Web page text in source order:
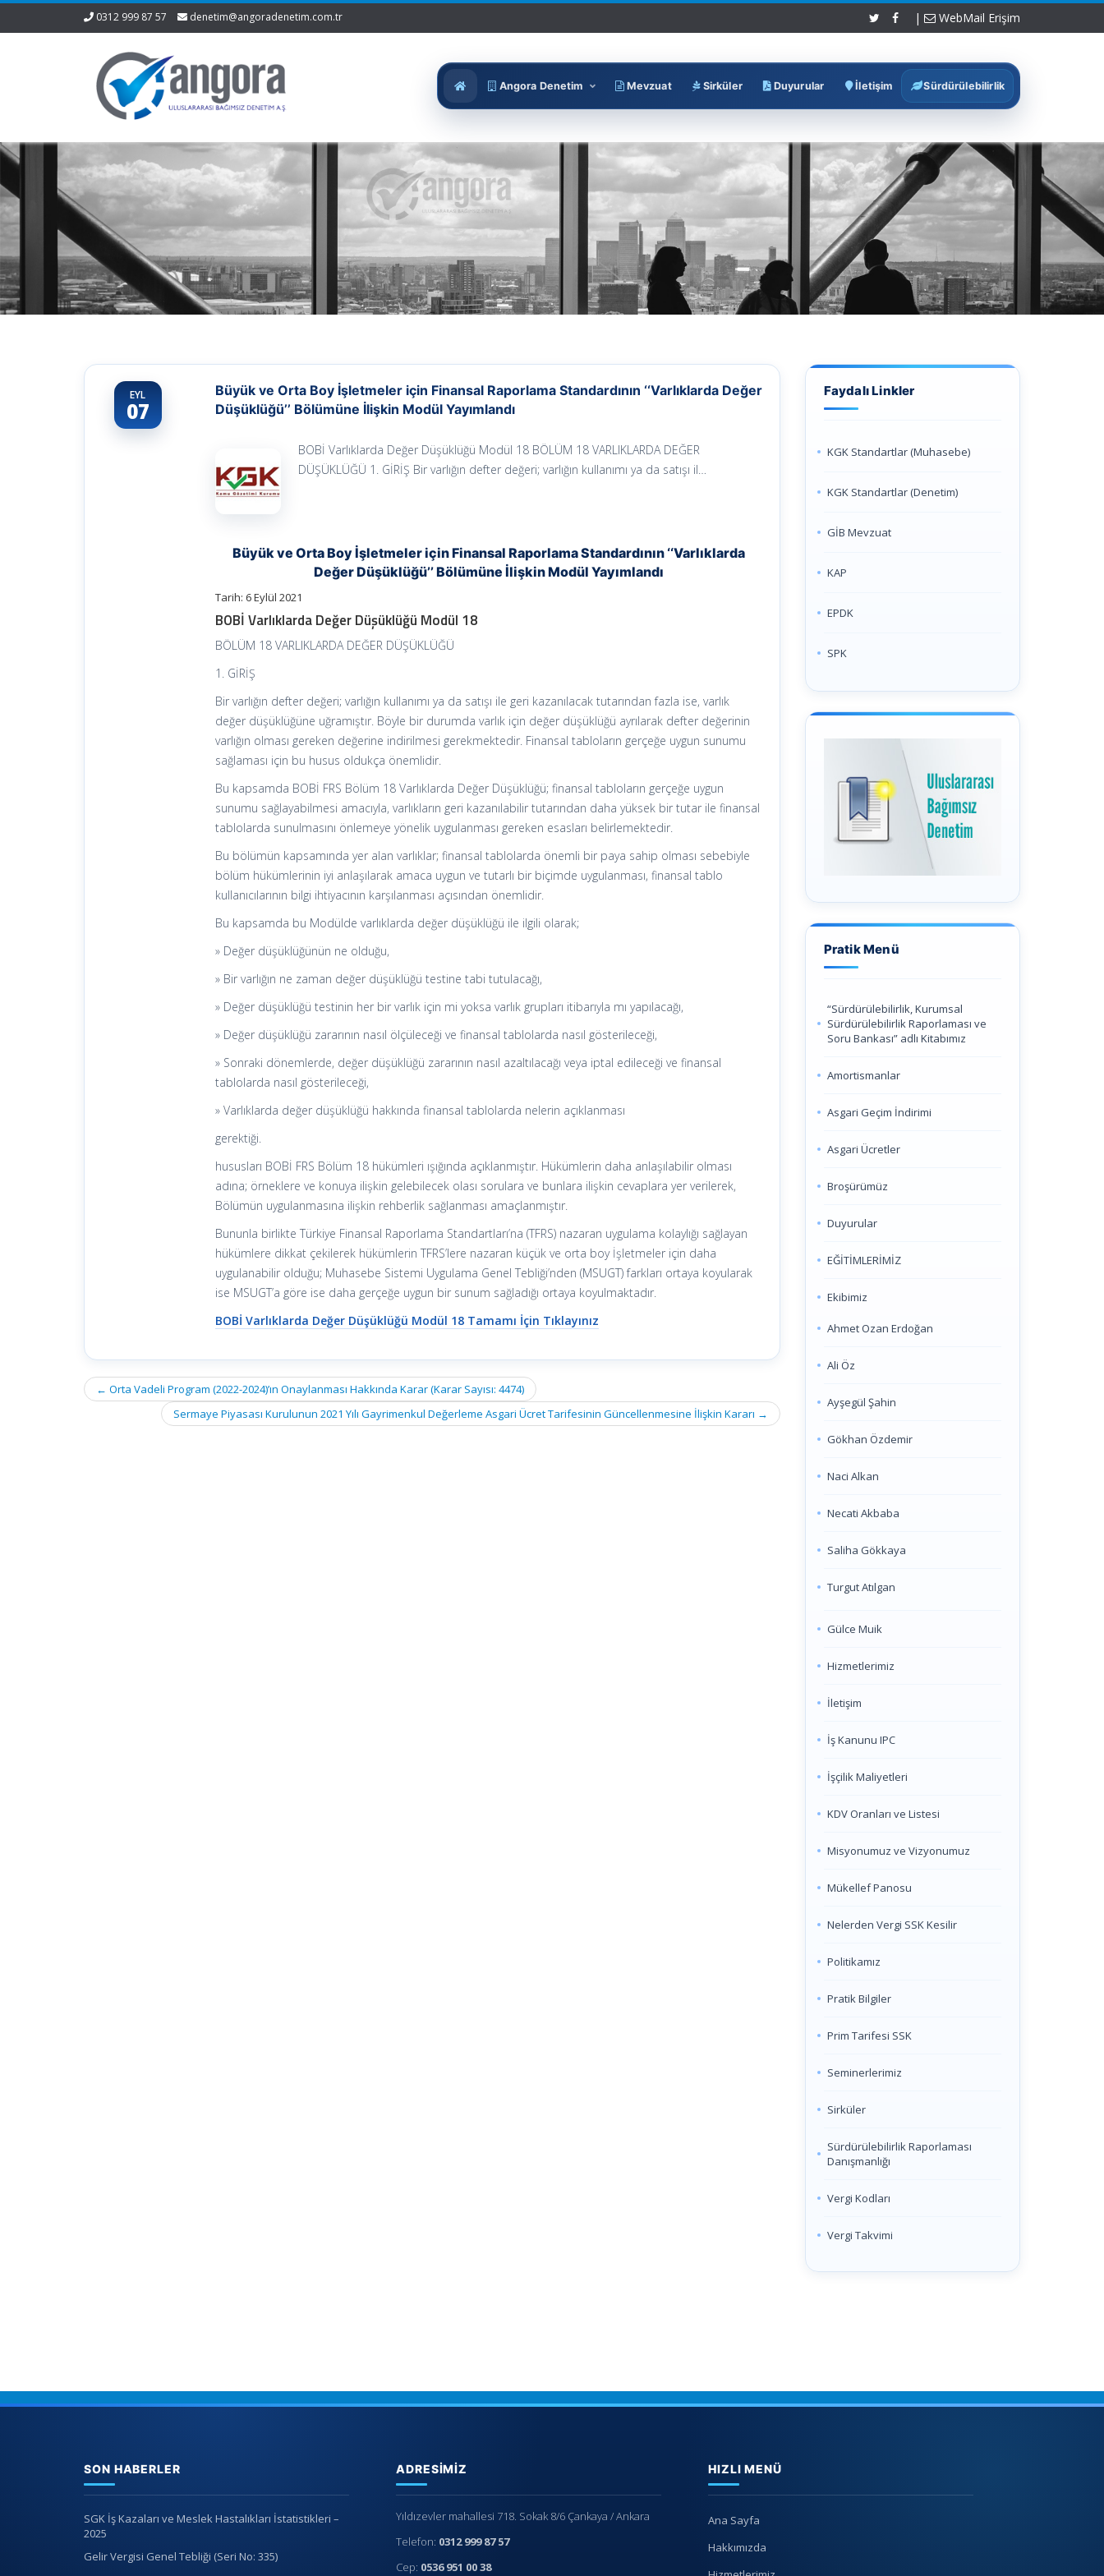
0312 999 87 57 denetim@angoradenetim.com.tr | WebMail Erişim
Angora Denetim Mevzuat Sirküler Duyurular İletişim Sürdürülebilirlik
EYL
07
Büyük ve Orta Boy İşletmeler için Finansal Raporlama Standardının ‘‘Varlıklarda Değer
Düşüklüğü’’ Bölümüne İlişkin Modül Yayımlandı
BOBİ Varlıklarda Değer Düşüklüğü Modül 18 BÖLÜM 18 VARLIKLARDA DEĞER
DÜŞÜKLÜĞÜ 1. GİRİŞ Bir varlığın defter değeri; varlığın kullanımı ya da satışı il…
Büyük ve Orta Boy İşletmeler için Finansal Raporlama Standardının ‘‘Varlıklarda
Değer Düşüklüğü’’ Bölümüne İlişkin Modül Yayımlandı
Tarih: 6 Eylül 2021
BOBİ Varlıklarda Değer Düşüklüğü Modül 18
BÖLÜM 18 VARLIKLARDA DEĞER DÜŞÜKLÜĞÜ
1. GİRİŞ
Bir varlığın defter değeri; varlığın kullanımı ya da satışı ile geri kazanılacak tutarından fazla ise, varlık
değer düşüklüğüne uğramıştır. Böyle bir durumda varlık için değer düşüklüğü ayrılarak defter değerinin
varlığın olması gereken değerine indirilmesi gerekmektedir. Finansal tabloların gerçeğe uygun sunumu
sağlaması için bu husus oldukça önemlidir.
Bu kapsamda BOBİ FRS Bölüm 18 Varlıklarda Değer Düşüklüğü; finansal tabloların gerçeğe uygun
sunumu sağlayabilmesi amacıyla, varlıkların geri kazanılabilir tutarından daha yüksek bir tutar ile finansal
tablolarda sunulmasını önlemeye yönelik uygulanması gereken esasları belirlemektedir.
Bu bölümün kapsamında yer alan varlıklar; finansal tablolarda önemli bir paya sahip olması sebebiyle
bölüm hükümlerinin iyi anlaşılarak amaca uygun ve tutarlı bir biçimde uygulanması, finansal tablo
kullanıcılarının bilgi ihtiyacının karşılanması açısından önemlidir.
Bu kapsamda bu Modülde varlıklarda değer düşüklüğü ile ilgili olarak;
» Değer düşüklüğünün ne olduğu,
» Bir varlığın ne zaman değer düşüklüğü testine tabi tutulacağı,
» Değer düşüklüğü testinin her bir varlık için mi yoksa varlık grupları itibarıyla mı yapılacağı,
» Değer düşüklüğü zararının nasıl ölçüleceği ve finansal tablolarda nasıl gösterileceği,
» Sonraki dönemlerde, değer düşüklüğü zararının nasıl azaltılacağı veya iptal edileceği ve finansal
tablolarda nasıl gösterileceği,
» Varlıklarda değer düşüklüğü hakkında finansal tablolarda nelerin açıklanması
gerektiği.
hususları BOBİ FRS Bölüm 18 hükümleri ışığında açıklanmıştır. Hükümlerin daha anlaşılabilir olması
adına; örneklere ve konuya ilişkin gelebilecek olası sorulara ve bunlara ilişkin cevaplara yer verilerek,
Bölümün uygulanmasına ilişkin rehberlik sağlanması amaçlanmıştır.
Bununla birlikte Türkiye Finansal Raporlama Standartları’na (TFRS) nazaran uygulama kolaylığı sağlayan
hükümlere dikkat çekilerek hükümlerin TFRS’lere nazaran küçük ve orta boy İşletmeler için daha
uygulanabilir olduğu; Muhasebe Sistemi Uygulama Genel Tebliği’nden (MSUGT) farkları ortaya koyularak
ise MSUGT’a göre ise daha gerçeğe uygun bir sunum sağladığı ortaya koyulmaktadır.
BOBİ Varlıklarda Değer Düşüklüğü Modül 18 Tamamı İçin Tıklayınız
Post
navigation
← Orta Vadeli Program (2022-2024)’ın Onaylanması Hakkında Karar (Karar Sayısı: 4474)
Sermaye Piyasası Kurulunun 2021 Yılı Gayrimenkul Değerleme Asgari Ücret Tarifesinin Güncellenmesine İlişkin Kararı →
Faydalı Linkler
KGK Standartlar (Muhasebe)
KGK Standartlar (Denetim)
GİB Mevzuat
KAP
EPDK
SPK
Pratik Menü
“Sürdürülebilirlik, Kurumsal
Sürdürülebilirlik Raporlaması ve
Soru Bankası” adlı Kitabımız
Amortismanlar
Asgari Geçim İndirimi
Asgari Ücretler
Broşürümüz
Duyurular
EĞİTİMLERİMİZ
Ekibimiz
Ahmet Ozan Erdoğan
Ali Öz
Ayşegül Şahin
Gökhan Özdemir
Naci Alkan
Necati Akbaba
Saliha Gökkaya
Turgut Atılgan
Gülce Muik
Hizmetlerimiz
İletişim
İş Kanunu IPC
İşçilik Maliyetleri
KDV Oranları ve Listesi
Misyonumuz ve Vizyonumuz
Mükellef Panosu
Nelerden Vergi SSK Kesilir
Politikamız
Pratik Bilgiler
Prim Tarifesi SSK
Seminerlerimiz
Sirküler
Sürdürülebilirlik Raporlaması
Danışmanlığı
Vergi Kodları
Vergi Takvimi
SON HABERLER
SGK İş Kazaları ve Meslek Hastalıkları İstatistikleri –
2025
Gelir Vergisi Genel Tebliği (Seri No: 335)
ADRESIMIZ
Yıldızevler mahallesi 718. Sokak 8/6 Çankaya / Ankara
Telefon: 0312 999 87 57
Cep: 0536 951 00 38
HIZLI MENÜ
Ana Sayfa
Hakkımızda